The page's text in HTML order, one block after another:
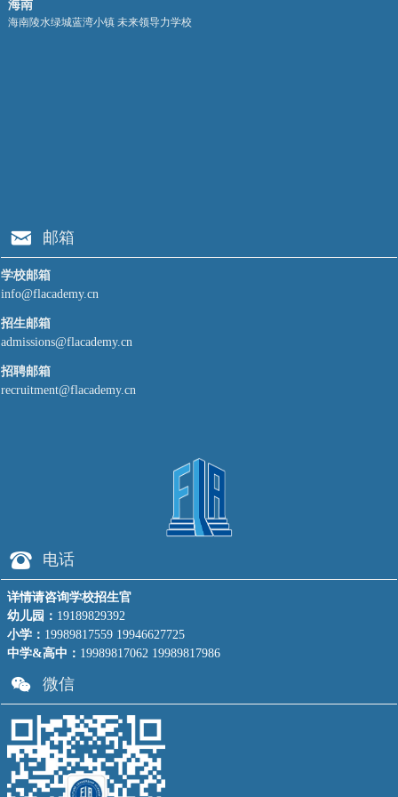
海南
海南陵水绿城蓝湾小镇 未来领导力学校
学校邮箱
info@flacademy.cn
招生邮箱
admissions@flacademy.cn
招聘邮箱
recruitment@flacademy.cn
邮箱
낂
电话
뀰
详情请咨询学校招生官
幼儿园： 19189829392
小学： 19989817559 19946627725
中学&高中： 19989817062 19989817986
微信
너